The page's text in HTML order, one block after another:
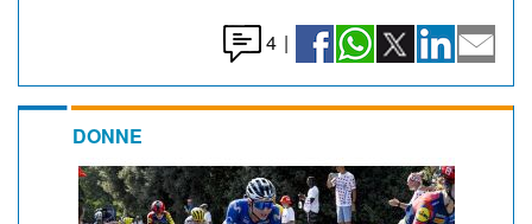
4 |
DONNE